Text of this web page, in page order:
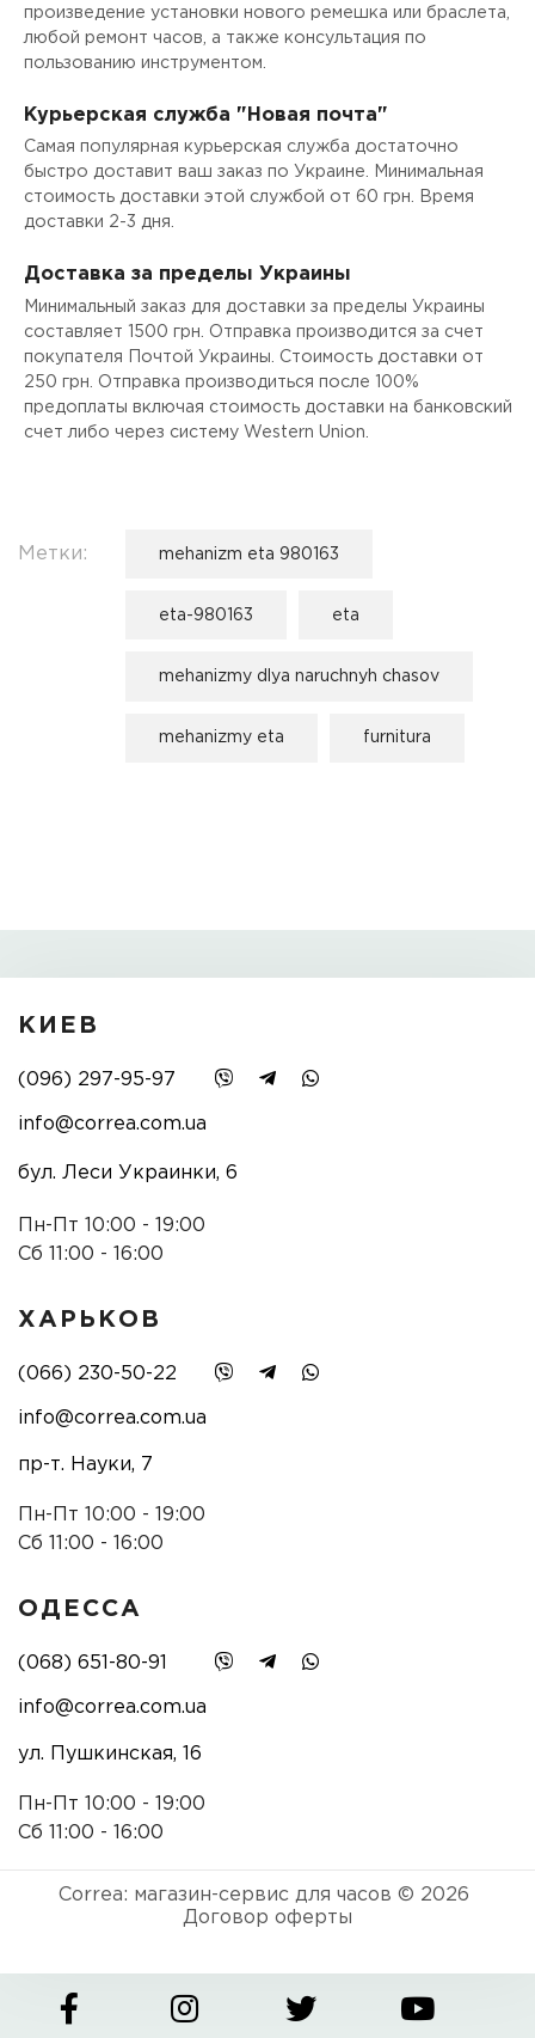
произведение установки нового ремешка или браслета,
любой ремонт часов, а также консультация по
пользованию инструментом.
Курьерская служба "Новая почта"
Самая популярная курьерская служба достаточно
быстро доставит ваш заказ по Украине. Минимальная
стоимость доставки этой службой от 60 грн. Время
доставки 2-3 дня.
Доставка за пределы Украины
Минимальный заказ для доставки за пределы Украины
составляет 1500 грн. Отправка производится за счет
покупателя Почтой Украины. Стоимость доставки от
250 грн. Отправка производиться после 100%
предоплаты включая стоимость доставки на банковский
счет либо через систему Western Union.
Метки: mehanizm eta 980163
eta-980163 eta
mehanizmy dlya naruchnyh chasov
mehanizmy eta furnitura
КИЕВ
(096) 297-95-97
info@correa.com.ua
бул. Леси Украинки, 6
Пн-Пт 10:00 - 19:00
Сб 11:00 - 16:00
ХАРЬКОВ
(066) 230-50-22
info@correa.com.ua
пр-т. Науки, 7
Пн-Пт 10:00 - 19:00
Сб 11:00 - 16:00
ОДЕССА
(068) 651-80-91
info@correa.com.ua
ул. Пушкинская, 16
Пн-Пт 10:00 - 19:00
Сб 11:00 - 16:00
Correa: магазин-сервис для часов © 2026
Договор оферты